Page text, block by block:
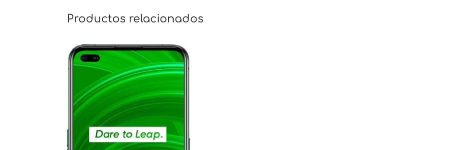
Productos relacionados